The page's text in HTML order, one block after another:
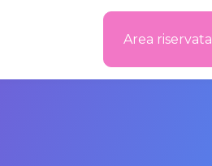
Area riservata